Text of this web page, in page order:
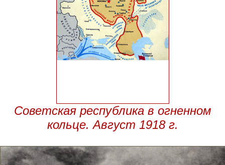
Советская республика в огненном
кольце. Август 1918 г.